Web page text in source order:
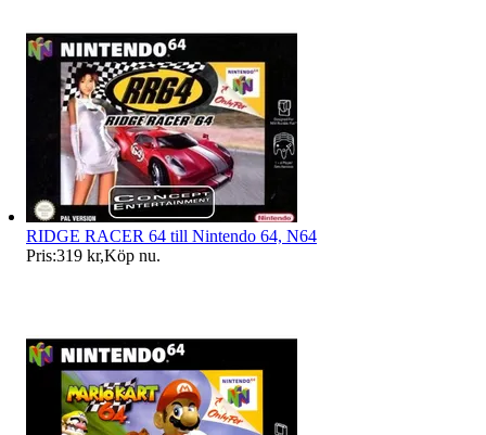
RIDGE RACER 64 till Nintendo 64, N64
Pris:319 kr,Köp nu.